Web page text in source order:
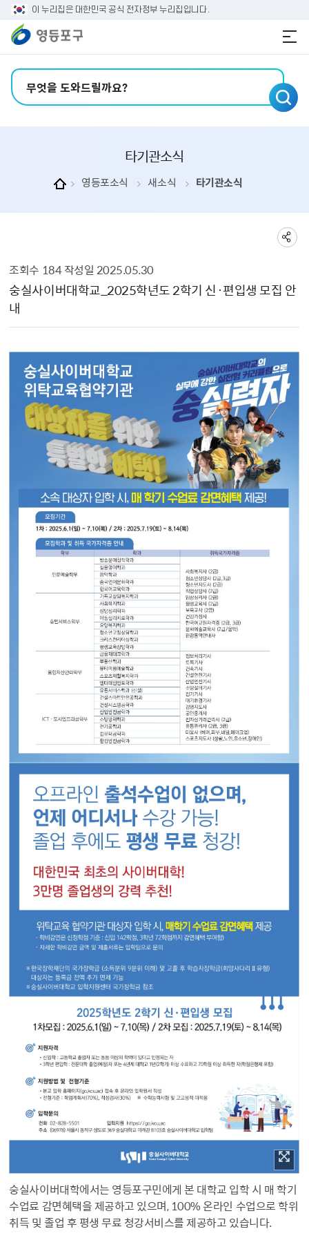
본문 바로가기
주메뉴 바로가기
이 누리집은 대한민국 공식 전자정부 누리집입니다.
타기관소식
영등포소식 새소식 타기관소식
조회수 184 작성일 2025.05.30
숭실사이버대학교_2025학년도 2학기 신·편입생 모집 안
내
숭실사이버대학에서는 영등포구민에게 본 대학교 입학 시 매 학기
수업료 감면혜택을 제공하고 있으며, 100% 온라인 수업으로 학위
취득 및 졸업 후 평생 무료 청강서비스를 제공하고 있습니다.